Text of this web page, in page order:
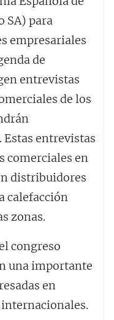
SA) para
empresariales
de
entrevistas
de los
entrevistas
comerciales en
distribuidores
calefacción
zonas.
congreso
una importante
en